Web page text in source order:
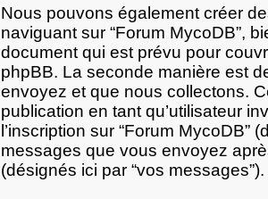
Nous pouvons également créer
naviguant sur “Forum MycoDB”,
document qui est prévu pour
phpBB. La seconde manière est
envoyez et que nous collectons.
publication en tant qu’utilisateur
l’inscription sur “Forum MycoDB”
messages que vous envoyez
(désignés ici par “vos messages”).